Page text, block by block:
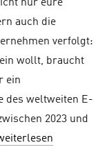
nur eure
auch die
verfolgt:
wollt, braucht
ein
des weltweiten E-
2023 und